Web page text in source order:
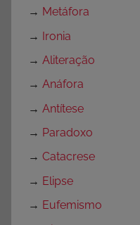
→ Metáfora
→ Ironia
→ Aliteração
→ Anáfora
→ Antítese
→ Paradoxo
→ Catacrese
→ Elipse
→ Eufemismo